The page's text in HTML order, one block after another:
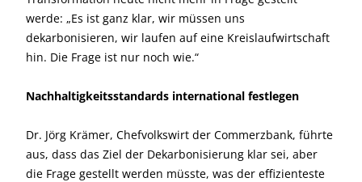
werde: „Es ist ganz klar, wir müssen uns
dekarbonisieren, wir laufen auf eine Kreislaufwirtschaft
hin. Die Frage ist nur noch wie.“
Nachhaltigkeitsstandards international festlegen
Dr. Jörg Krämer, Chefvolkswirt der Commerzbank, führte
aus, dass das Ziel der Dekarbonisierung klar sei, aber
die Frage gestellt werden müsste, was der effizienteste